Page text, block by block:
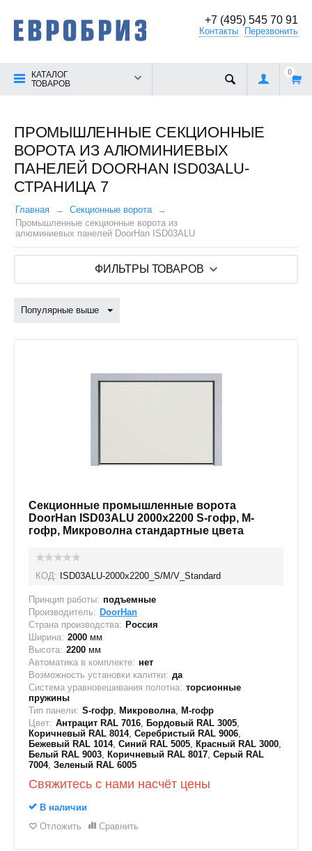
+7 (495) 545 70 91
Контакты Перезвонить
КАТАЛОГ
ТОВАРОВ
0
ПРОМЫШЛЕННЫЕ СЕКЦИОННЫЕ
ВОРОТА ИЗ АЛЮМИНИЕВЫХ
ПАНЕЛЕЙ DOORHAN ISD03ALU-
СТРАНИЦА 7
Главная
Секционные ворота
Промышленные секционные ворота из
алюминиевых панелей DoorHan ISD03ALU
ФИЛЬТРЫ ТОВАРОВ
Популярные выше
Секционные промышленные ворота
DoorHan ISD03ALU 2000x2200 S-гофр, M-
гофр, Микроволна стандартные цвета
КОД: ISD03ALU-2000х2200_S/M/V_Standard
Принцип работы: подъемные
Производитель: DoorHan
Страна производства: Россия
Ширина: 2000 мм
Высота: 2200 мм
Автоматика в комплекте: нет
Возможность установки калитки: да
Система уравновешивания полотна: торсионные
пружины
Тип панели: S-гофр, Микроволна, M-гофр
Цвет: Антрацит RAL 7016, Бордовый RAL 3005,
Коричневый RAL 8014, Серебристый RAL 9006,
Бежевый RAL 1014, Синий RAL 5005, Красный RAL 3000,
Белый RAL 9003, Коричневый RAL 8017, Серый RAL
7004, Зеленый RAL 6005
Свяжитесь с нами насчёт цены
В наличии
Отложить
Сравнить